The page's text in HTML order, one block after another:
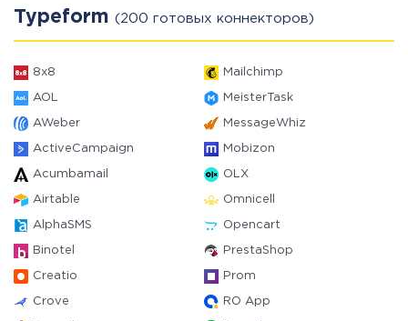
Typeform (200 готовых коннекторов)
8x8 Mailchimp
AOL MeisterTask
AWeber MessageWhiz
ActiveCampaign Mobizon
Acumbamail OLX
Airtable Omnicell
AlphaSMS Opencart
Binotel PrestaShop
Creatio Prom
Crove RO App